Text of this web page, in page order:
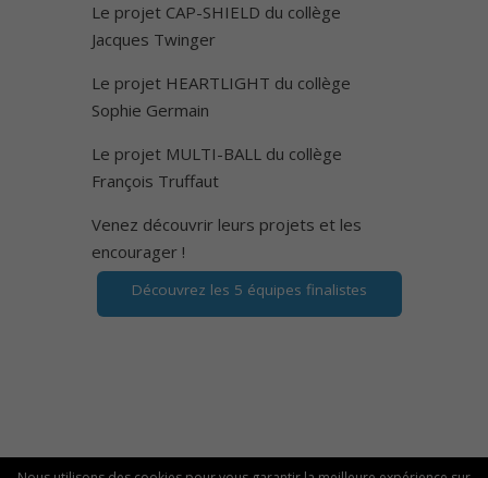
Le projet CAP-SHIELD du collège
Jacques Twinger
Le projet HEARTLIGHT du collège
Sophie Germain
Le projet MULTI-BALL du collège
François Truffaut
Venez découvrir leurs projets et les
encourager !
Découvrez les 5 équipes finalistes